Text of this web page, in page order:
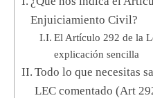
Enjuiciamiento Civil?
El Artículo 292 de la
explicación sencilla
Todo lo que necesitas
LEC comentado (Art